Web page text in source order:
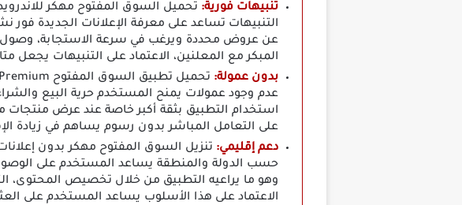
تنبيهات فورية: تحميل السوق المفتوح مهكر
التنبيهات تساعد على معرفة الإعلانات الجديدة
عن عروض محددة ويرغب في سرعة الاستجابة، وصول
المبكر مع المعلنين، الاعتماد على التنبيهات
بدون عمولة:
عدم وجود عمولات يمنح المستخدم حرية البيع
استخدام التطبيق بثقة أكبر خاصة عند عرض منتجات
على التعامل المباشر بدون رسوم يساهم في زيادة
دعم إقليمي: تنزيل السوق المفتوح مهكر بدون إعلانات
حسب الدولة والمنطقة يساعد المستخدم على الوصول
وهو ما يراعيه التطبيق من خلال تخصيص المحتوى،
الاعتماد على هذا الأسلوب يساعد المستخدم على